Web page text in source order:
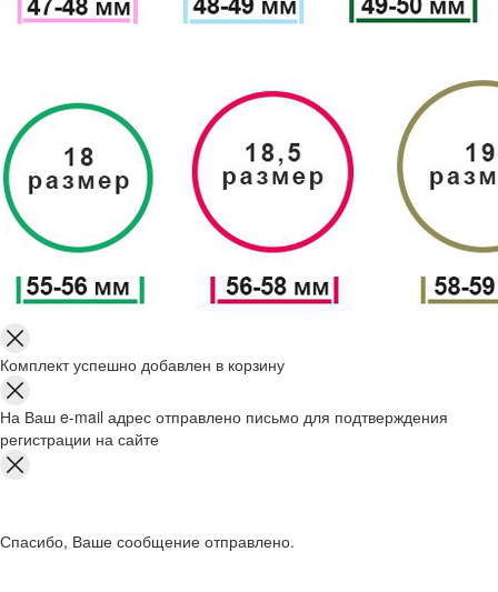
Комплект успешно добавлен в корзину
На Ваш e-mail адрес отправлено письмо для подтверждения
регистрации на сайте
Спасибо, Ваше сообщение отправлено.